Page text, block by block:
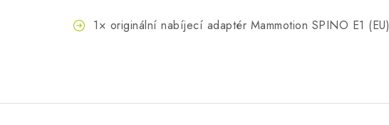
1× originální nabíjecí adaptér Mammotion SPINO E1 (EU)